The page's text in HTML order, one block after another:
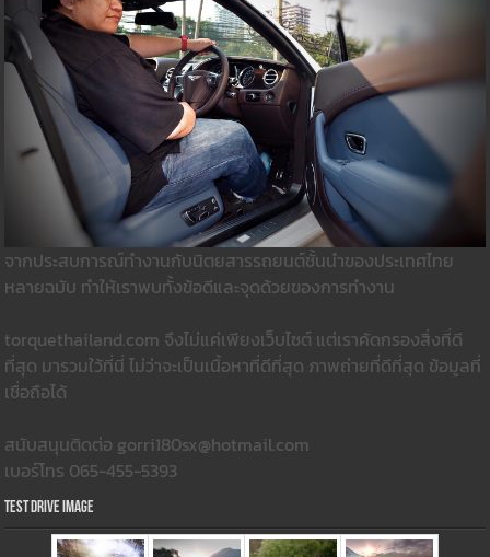
จากประสบการณ์ทำงานกับนิตยสารรถยนต์ชั้นนำของประเทศไทย
หลายฉบับ ทำให้เราพบทั้งข้อดีและจุดด้วยของการทำงาน
torquethailand.com จึงไม่แค่เพียงเว็บไซต์ แต่เราคัดกรองสิ่งที่ดี
ที่สุด มารวมใว้ที่นี่ ไม่ว่าจะเป็นเนื้อหาที่ดีที่สุด ภาพถ่ายที่ดีที่สุด ข้อมูลที่
เชื่อถือได้
สนับสนุนติดต่อ gorri180sx@hotmail.com
เบอร์โทร 065-455-5393
Test Drive Image